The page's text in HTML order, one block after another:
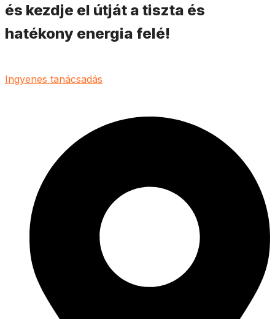
és kezdje el útját a tiszta és
hatékony energia felé!
Ingyenes tanácsadás